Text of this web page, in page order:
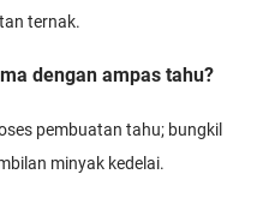
ternak.
dengan ampas tahu?
pembuatan tahu; bungkil
minyak kedelai.